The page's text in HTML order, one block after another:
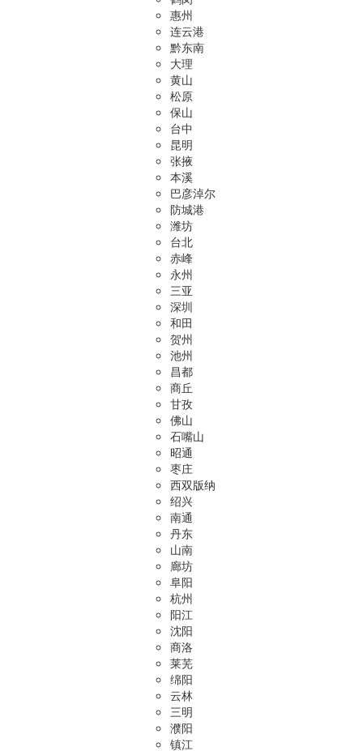
惠州
连云港
黔东南
大理
黄山
松原
保山
台中
昆明
张掖
本溪
巴彦淖尔
防城港
潍坊
台北
赤峰
永州
三亚
深圳
和田
贺州
池州
昌都
商丘
甘孜
佛山
石嘴山
昭通
枣庄
西双版纳
绍兴
南通
丹东
山南
廊坊
阜阳
杭州
阳江
沈阳
商洛
莱芜
绵阳
云林
三明
濮阳
镇江